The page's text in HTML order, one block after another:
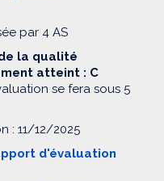
par 4 AS
la qualité
atteint : C
se fera sous 5
: 11/12/2025
d'évaluation